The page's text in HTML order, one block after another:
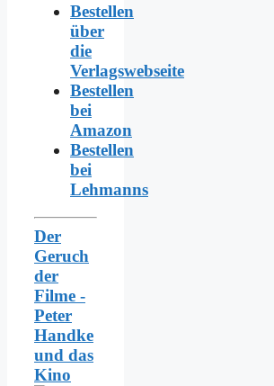
Bestellen
über
die
Verlagswebseite
Bestellen
bei
Amazon
Bestellen
bei
Lehmanns
Der
Geruch
der
Filme -
Peter
Handke
und das
Kino